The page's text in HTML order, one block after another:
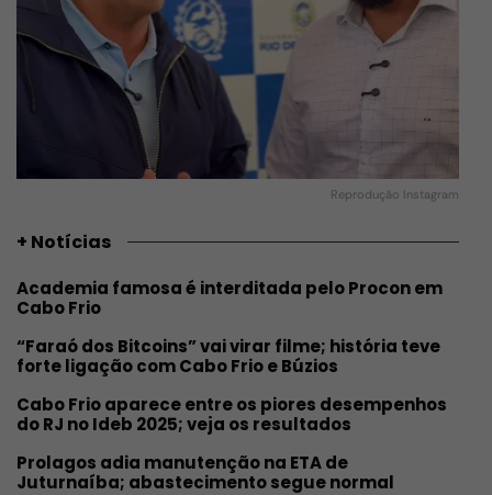
Reprodução Instagram
+ Notícias
Academia famosa é interditada pelo Procon em
Cabo Frio
“Faraó dos Bitcoins” vai virar filme; história teve
forte ligação com Cabo Frio e Búzios
Cabo Frio aparece entre os piores desempenhos
do RJ no Ideb 2025; veja os resultados
Prolagos adia manutenção na ETA de
Juturnaíba; abastecimento segue normal